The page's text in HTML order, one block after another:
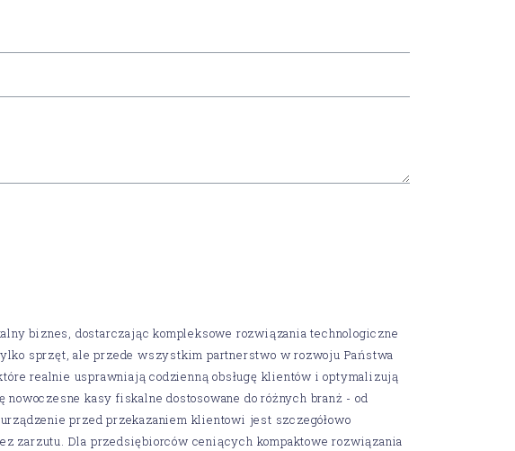
biznes, dostarczając kompleksowe rozwiązania technologiczne
sprzęt, ale przede wszystkim partnerstwo w rozwoju Państwa
realnie usprawniają codzienną obsługę klientów i optymalizują
kasy fiskalne dostosowane do różnych branż - od
przed przekazaniem klientowi jest szczegółowo
zarzutu. Dla przedsiębiorców ceniących kompaktowe rozwiązania